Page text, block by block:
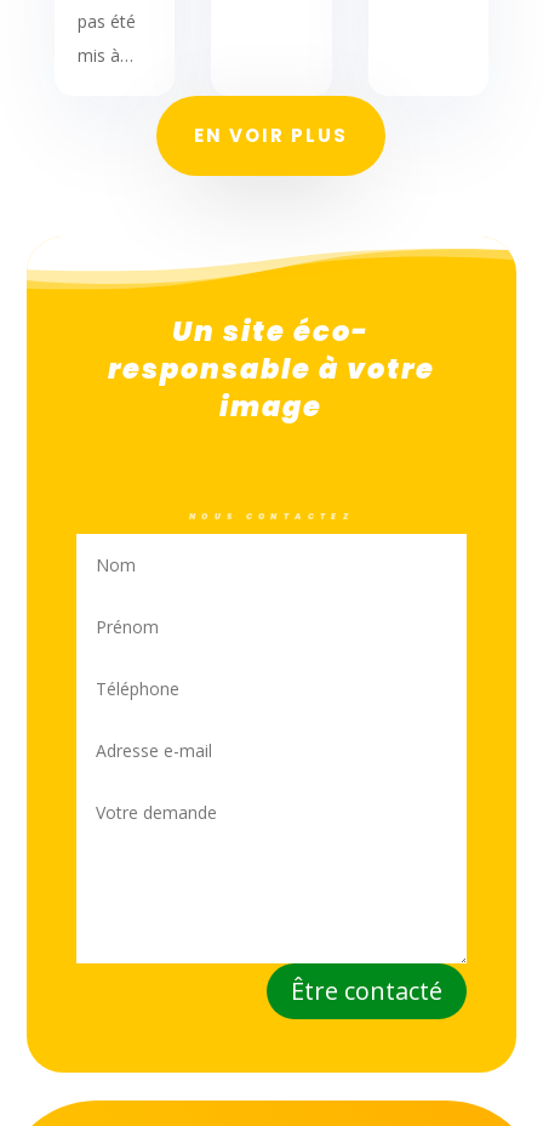
pas été
mis à…
EN VOIR PLUS
Un site éco-
responsable à votre
image
NOUS CONTACTEZ
Être contacté